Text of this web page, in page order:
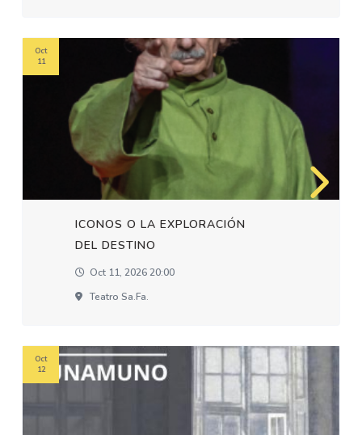
ICONOS O LA EXPLORACIÓN
DEL DESTINO
Oct 11, 2026 20:00
Teatro Sa.fa.
Oct
11
Oct
12